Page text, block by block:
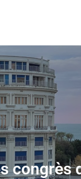
congrès